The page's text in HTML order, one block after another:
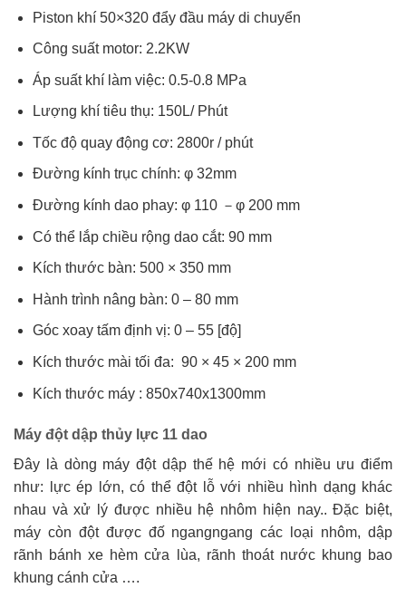
Piston khí 50×320 đẩy đầu máy di chuyển
Công suất motor: 2.2KW
Áp suất khí làm việc: 0.5-0.8 MPa
Lượng khí tiêu thụ: 150L/ Phút
Tốc độ quay động cơ: 2800r / phút
Đường kính trục chính: φ 32mm
Đường kính dao phay: φ 110 －φ 200 mm
Có thể lắp chiều rộng dao cắt: 90 mm
Kích thước bàn: 500 × 350 mm
Hành trình nâng bàn: 0 – 80 mm
Góc xoay tấm định vị: 0 – 55 [độ]
Kích thước mài tối đa: 90 × 45 × 200 mm
Kích thước máy : 850x740x1300mm
Máy đột dập thủy lực 11 dao
Đây là dòng máy đột dập thế hệ mới có nhiều ưu điểm
như: lực ép lớn, có thể đột lỗ với nhiều hình dạng khác
nhau và xử lý được nhiều hệ nhôm hiện nay.. Đặc biệt,
máy còn đột được đố ngangngang các loại nhôm, dập
rãnh bánh xe hèm cửa lùa, rãnh thoát nước khung bao
khung cánh cửa ….